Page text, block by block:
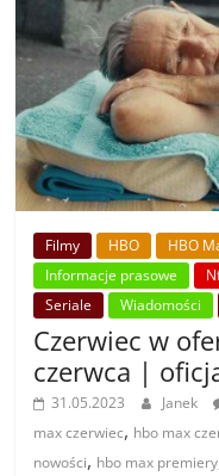
Filmy HBO HBO
Informacje prasowe
Seriale
Wiadomości
Czerwiec w
czerwca |
31.05.2023 Janek
max czerwiec, hbo max
nowości, hbo max premiery